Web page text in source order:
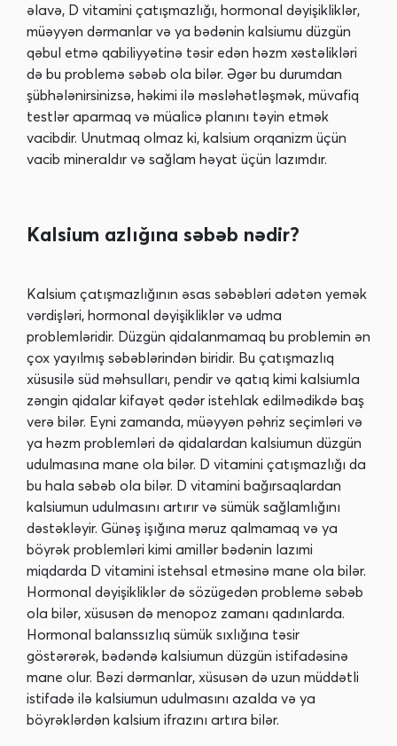
əlavə, D vitamini çatışmazlığı, hormonal dəyişikliklər,
müəyyən dərmanlar və ya bədənin kalsiumu düzgün
qəbul etmə qabiliyyətinə təsir edən həzm xəstəlikləri
də bu problemə səbəb ola bilər. Əgər bu durumdan
şübhələnirsinizsə, həkimi ilə məsləhətləşmək, müvafiq
testlər aparmaq və müalicə planını təyin etmək
vacibdir. Unutmaq olmaz ki, kalsium orqanizm üçün
vacib mineraldır və sağlam həyat üçün lazımdır.
Kalsium azlığına səbəb nədir?
Kalsium çatışmazlığının əsas səbəbləri adətən yemək
vərdişləri, hormonal dəyişikliklər və udma
problemləridir. Düzgün qidalanmamaq bu problemin ən
çox yayılmış səbəblərindən biridir. Bu çatışmazlıq
xüsusilə süd məhsulları, pendir və qatıq kimi kalsiumla
zəngin qidalar kifayət qədər istehlak edilmədikdə baş
verə bilər. Eyni zamanda, müəyyən pəhriz seçimləri və
ya həzm problemləri də qidalardan kalsiumun düzgün
udulmasına mane ola bilər. D vitamini çatışmazlığı da
bu hala səbəb ola bilər. D vitamini bağırsaqlardan
kalsiumun udulmasını artırır və sümük sağlamlığını
dəstəkləyir. Günəş işığına məruz qalmamaq və ya
böyrək problemləri kimi amillər bədənin lazımi
miqdarda D vitamini istehsal etməsinə mane ola bilər.
Hormonal dəyişikliklər də sözügedən problemə səbəb
ola bilər, xüsusən də menopoz zamanı qadınlarda.
Hormonal balanssızlıq sümük sıxlığına təsir
göstərərək, bədəndə kalsiumun düzgün istifadəsinə
mane olur. Bəzi dərmanlar, xüsusən də uzun müddətli
istifadə ilə kalsiumun udulmasını azalda və ya
böyrəklərdən kalsium ifrazını artıra bilər.